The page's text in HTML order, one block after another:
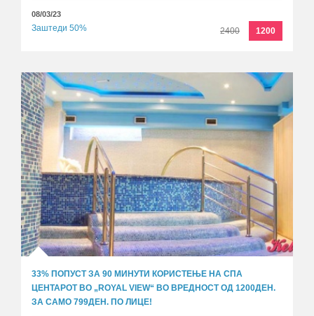
08/03/23
Заштеди 50% 2400 1200
33% ПОПУСТ ЗА 90 МИНУТИ КОРИСТЕЊЕ НА СПА
ЦЕНТАРОТ ВО „ROYAL VIEW“ ВО ВРЕДНОСТ ОД 1200ДЕН.
ЗА САМО 799ДЕН. ПО ЛИЦЕ!